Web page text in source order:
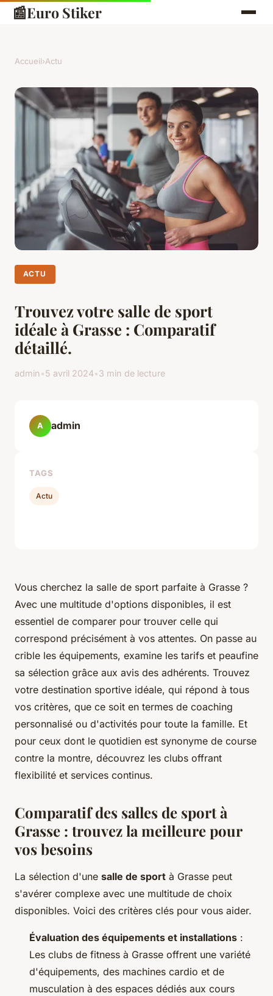
📰Euro Stiker
Accueil›Actu
ACTU
Trouvez votre salle de sport
idéale à Grasse : Comparatif
détaillé.
admin•5 avril 2024•3 min de lecture
Vous cherchez la salle de sport parfaite à Grasse ?
Avec une multitude d'options disponibles, il est
essentiel de comparer pour trouver celle qui
correspond précisément à vos attentes. On passe au
crible les équipements, examine les tarifs et peaufine
sa sélection grâce aux avis des adhérents. Trouvez
votre destination sportive idéale, qui répond à tous
vos critères, que ce soit en termes de coaching
personnalisé ou d'activités pour toute la famille. Et
pour ceux dont le quotidien est synonyme de course
contre la montre, découvrez les clubs offrant
flexibilité et services continus.
Comparatif des salles de sport à
Grasse : trouvez la meilleure pour
vos besoins
La sélection d'une salle de sport à Grasse peut
s'avérer complexe avec une multitude de choix
disponibles. Voici des critères clés pour vous aider.
Évaluation des équipements et installations :
Les clubs de fitness à Grasse offrent une variété
d'équipements, des machines cardio et de
musculation à des espaces dédiés aux cours
A admin
TAGS
Actu